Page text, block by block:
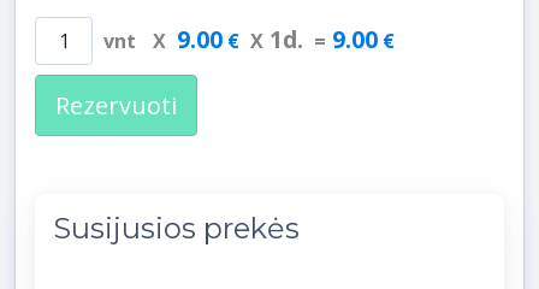
vnt X 9.00 € X 1d. = 9.00 €
Rezervuoti
Susijusios prekės